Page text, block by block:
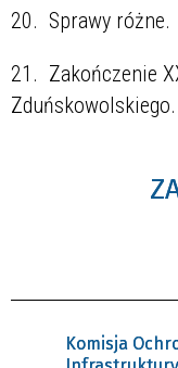
20. Sprawy różne.
21. Zakończenie
Zduńskowolskiego.
Komisja